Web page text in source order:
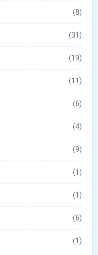
(8)
(31)
(19)
(11)
(6)
(4)
(9)
(1)
(1)
(6)
(1)